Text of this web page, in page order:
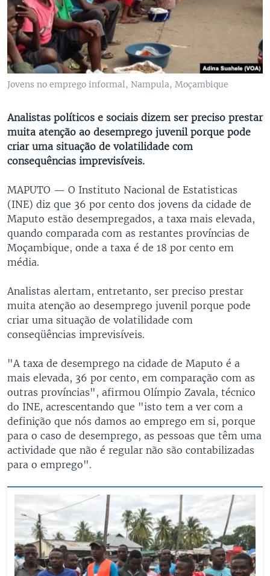
Jovens no emprego informal, Nampula, Moçambique
Analistas políticos e sociais dizem ser preciso prestar
muita atenção ao desemprego juvenil porque pode
criar uma situação de volatilidade com
consequências imprevisíveis.
MAPUTO — O Instituto Nacional de Estatisticas
(INE) diz que 36 por cento dos jovens da cidade de
Maputo estão desempregados, a taxa mais elevada,
quando comparada com as restantes províncias de
Moçambique, onde a taxa é de 18 por cento em
média.
Analistas alertam, entretanto, ser preciso prestar
muita atenção ao desemprego juvenil porque pode
criar uma situação de volatilidade com
conseqüências imprevisíveis.
"A taxa de desemprego na cidade de Maputo é a
mais elevada, 36 por cento, em comparação com as
outras províncias", afirmou Olímpio Zavala, técnico
do INE, acrescentando que "isto tem a ver com a
definição que nós damos ao emprego em si, porque
para o caso de desemprego, as pessoas que têm uma
actividade que não é regular não são contabilizadas
para o emprego".